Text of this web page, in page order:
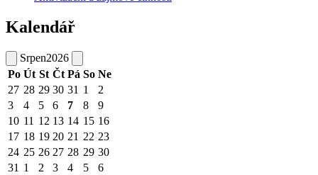
Kalendář
Srpen2026
Po Út St Čt Pá So Ne
27 28 29 30 31 1
2
3
4 5 6 7 8
9
10 11 12 13 14 15 16
17 18 19 20 21 22 23
24 25 26 27 28 29 30
31 1 2 3 4 5 6